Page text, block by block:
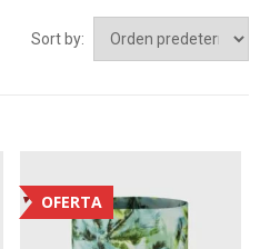
Sort by:
OFERTA